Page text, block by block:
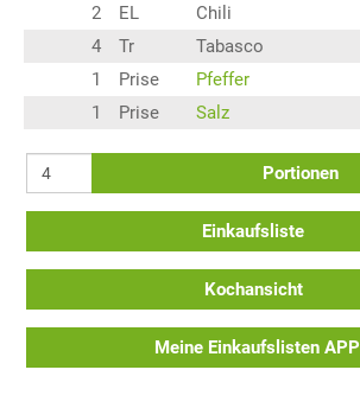
2
EL
Chili
4
Tr
Tabasco
1
Prise
Pfeffer
1
Prise Salz
Portionen
Einkaufsliste
Kochansicht
Meine Einkaufslisten APP